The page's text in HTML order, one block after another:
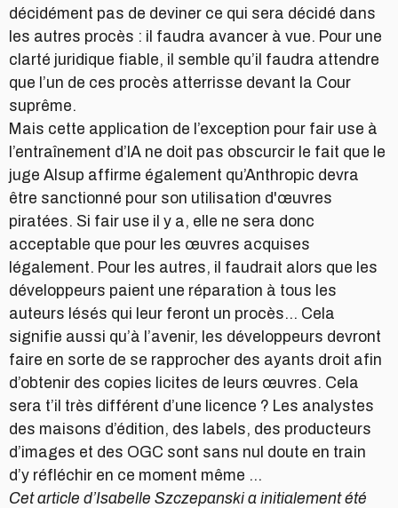
décidément pas de deviner ce qui sera décidé dans
les autres procès : il faudra avancer à vue. Pour une
clarté juridique fiable, il semble qu’il faudra attendre
que l’un de ces procès atterrisse devant la Cour
suprême.
Mais cette application de l’exception pour fair use à
l’entraînement d’IA ne doit pas obscurcir le fait que le
juge Alsup affirme également qu’Anthropic devra
être sanctionné pour son utilisation d'œuvres
piratées. Si fair use il y a, elle ne sera donc
acceptable que pour les œuvres acquises
légalement. Pour les autres, il faudrait alors que les
développeurs paient une réparation à tous les
auteurs lésés qui leur feront un procès… Cela
signifie aussi qu’à l’avenir, les développeurs devront
faire en sorte de se rapprocher des ayants droit afin
d’obtenir des copies licites de leurs œuvres. Cela
sera t’il très différent d’une licence ? Les analystes
des maisons d’édition, des labels, des producteurs
d’images et des OGC sont sans nul doute en train
d’y réfléchir en ce moment même …
Cet article d’Isabelle Szczepanski a initialement été